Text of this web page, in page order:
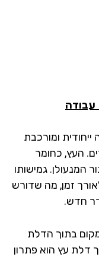
ומורכבת
כחומר
גמישותו
זמן, מה שדורש
בתוך הדלת
עץ הוא פתרון